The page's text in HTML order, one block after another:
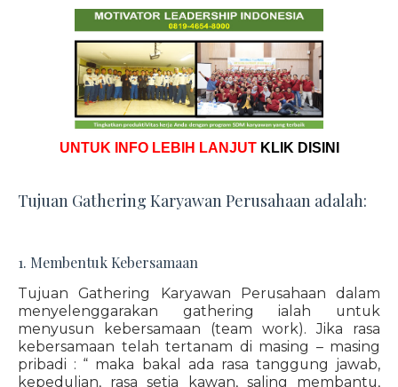
UNTUK INFO LEBIH LANJUT KLIK DISINI
Tujuan Gathering Karyawan Perusahaan adalah:
1. Membentuk Kebersamaan
Tujuan Gathering Karyawan Perusahaan dalam
menyelenggarakan gathering ialah untuk
menyusun kebersamaan (team work). Jika rasa
kebersamaan telah tertanam di masing – masing
pribadi : “ maka bakal ada rasa tanggung jawab,
kepedulian, rasa setia kawan, saling membantu,